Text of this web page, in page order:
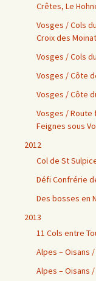
Crêtes, Le
Vosges / Cols
Croix des
Vosges / Cols
Vosges / Côte
Vosges / Côte
Vosges /
Feignes sous
2012
Col de St
Défi Confrérie
Des bosses en
2013
11 Cols entre
Alpes – Oisans
Alpes – Oisans